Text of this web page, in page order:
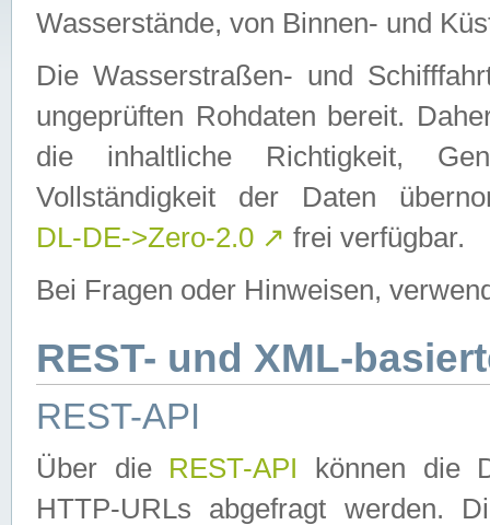
Wasserstände, von Binnen- und
Die Wasserstraßen- und
ungeprüften Rohdaten bereit.
die inhaltliche Richtigkeit,
Vollständigkeit der Daten
DL-DE->Zero-2.0 ↗ frei verfügbar.
Bei Fragen oder Hinweisen,
REST- und XML-
REST-API
Über die REST-API können die
HTTP-URLs abgefragt werden.